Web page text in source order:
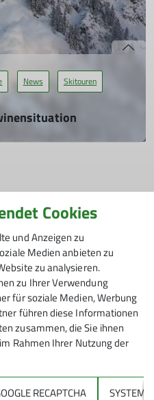
News Skitouren
Lawinenverhältnisse. Wie
entwickeln und wie solltest
Bergsteigen Blog
Externe Inhalte Gravelbike
Kletterhalle
Mountainbike Natur
Routenbau Routenbautermin
Vortrag Website
Cookies
und Anzeigen zu
Medien anbieten zu
zu analysieren.
zu Ihrer Verwendung
für soziale Medien, Werbung
führen diese Informationen
zusammen, die Sie ihnen
Rahmen Ihrer Nutzung der
RECAPTCHA SYSTEM